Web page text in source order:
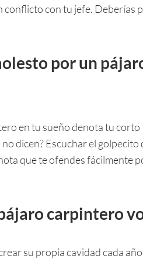
con tu jefe. Deberías
por un
en tu sueño denota tu
no dicen? Escuchar el
que te ofendes fácilmente
carpintero
su propia cavidad cada